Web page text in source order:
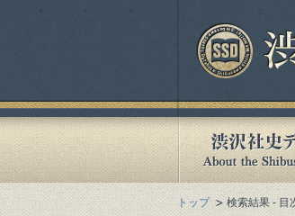
トップ 検索結果 - 目